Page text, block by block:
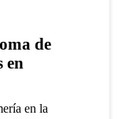
de
en
en la